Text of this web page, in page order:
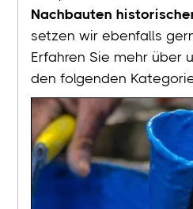
Nachbauten
setzen wir ebenfalls
Erfahren Sie mehr über
den folgenden